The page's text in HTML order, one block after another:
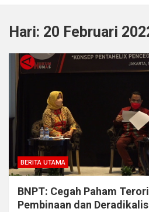
Hari: 20 Februari
BERITA UTAMA
BNPT: Cegah Paham
Pembinaan dan